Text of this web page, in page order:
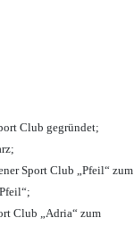
Club gegründet;
Sport Club „Pfeil“ zum
Club „Adria“ zum